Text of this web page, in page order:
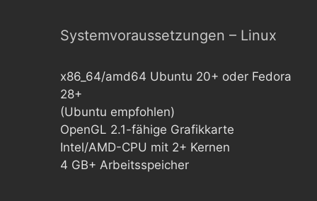
Systemvoraussetzungen – Linux
x86_64/amd64 Ubuntu 20+ oder Fedora
28+
(Ubuntu empfohlen)
OpenGL 2.1-fähige Grafikkarte
Intel/AMD-CPU mit 2+ Kernen
4 GB+ Arbeitsspeicher